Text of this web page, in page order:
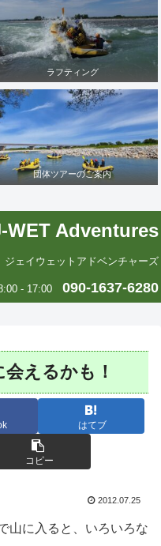
ラフティング
団体ツアーのご案内
WET Adventures
ジェイウェットアドベンチャーズ
- 17:00 090-1637-6280
えるかも！
はてブ
コピー
2012.07.25
山に入ると、いろいろな